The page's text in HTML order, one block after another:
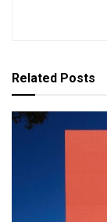
Related Posts